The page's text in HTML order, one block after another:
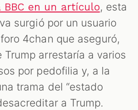
BBC en un artículo, esta
surgió por un usuario
4chan que aseguró,
Trump arrestaría a varios
por pedofilia y, a la
trama del “estado
a Trump.